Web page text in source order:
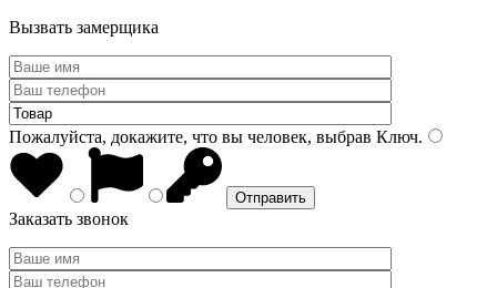
Вызвать замерщика
Пожалуйста, докажите, что вы человек, выбрав Ключ.
Заказать звонок